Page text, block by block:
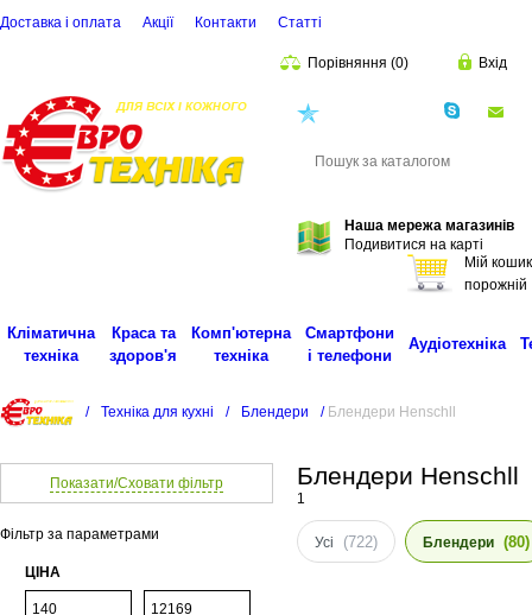
Доставка і оплата Акції Контакти Статті
Порівняння (0) Вхід
Наша мережа магазинів
Подивитися на карті
Мій кошик
порожній
Кліматична
техніка
Краса та
здоров'я
Комп'ютерна
техніка
Смартфони
і телефони
Аудіотехніка
/ Техніка для кухні / Блендери / Блендери Henschll
Показати/Сховати фільтр
Фільтр за параметрами
ЦІНА
Блендери Henschll
1
Усі (722) Блендери (80)